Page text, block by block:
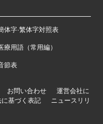
体字·繁体字対照表
療用語（常用編）
節表
お問い合わせ
運営会社に
基づく表記
ニュースリリ